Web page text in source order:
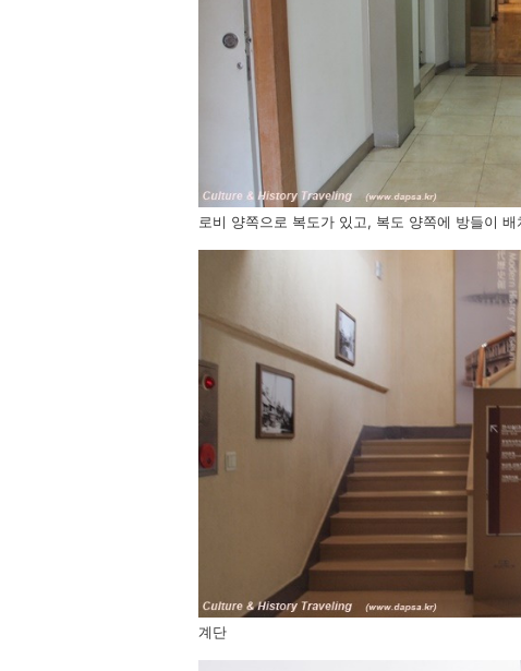
로비 양쪽으로 복도가 있고, 복도 양쪽에 방들이 배
계단